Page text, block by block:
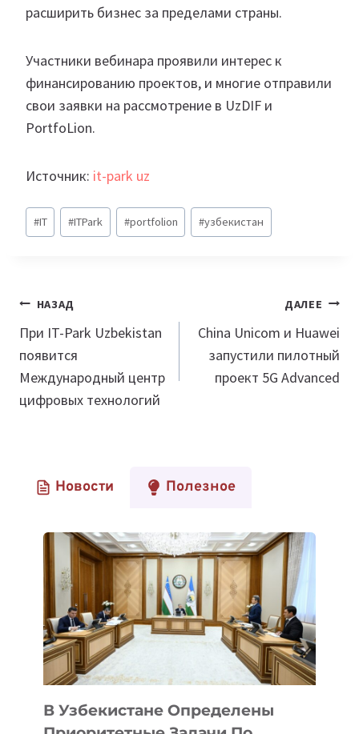
расширить бизнес за пределами страны.
Участники вебинара проявили интерес к
финансированию проектов, и многие отправили
свои заявки на рассмотрение в UzDIF и
PortfoLion.
Источник: it-park uz
Метки
записи:
#IT #ITPark #portfolion #узбекистан
Навигация
по
записям
НАЗАД
При IT-Park Uzbekistan
появится
Международный центр
цифровых технологий
ДАЛЕЕ
China Unicom и Huawei
запустили пилотный
проект 5G Advanced
Новости Полезное
В Узбекистане Определены